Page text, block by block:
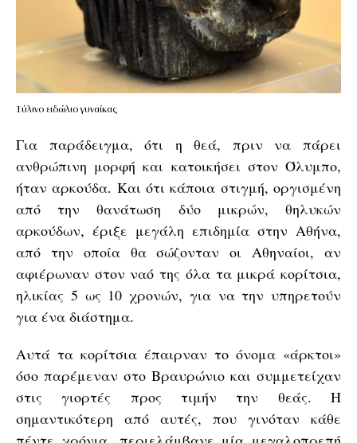
Ξύλινο ειδώλιο γυναίκας
Για παράδειγμα, ότι η θεά, πριν να πάρει
ανθρώπινη μορφή και κατοικήσει στον Όλυμπο,
ήταν αρκούδα. Και ότι κάποια στιγμή, οργισμένη
από την θανάτωση δύο μικρών, θηλυκών
αρκούδων, έριξε μεγάλη επιδημία στην Αθήνα,
από την οποία θα σώζονταν οι Αθηναίοι, αν
αφιέρωναν στον ναό της όλα τα μικρά κορίτσια,
ηλικίας 5 ως 10 χρονών, για να την υπηρετούν
για ένα διάστημα.
Αυτά τα κορίτσια έπαιρναν το όνομα «άρκτοι»
όσο παρέμεναν στο Βραυρώνιο και συμμετείχαν
στις γιορτές προς τιμήν την θεάς. Η
σημαντικότερη από αυτές, που γινόταν κάθε